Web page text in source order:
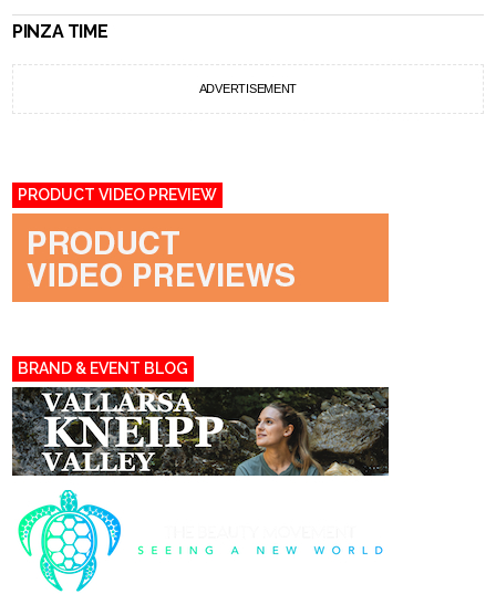
PINZA TIME
ADVERTISEMENT
PRODUCT VIDEO PREVIEW
BRAND & EVENT BLOG